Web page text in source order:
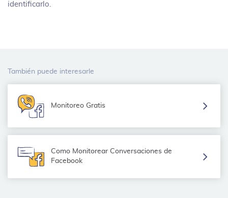
identificarlo.
También puede interesarle
Monitoreo Gratis
Como Monitorear Conversaciones de
Facebook